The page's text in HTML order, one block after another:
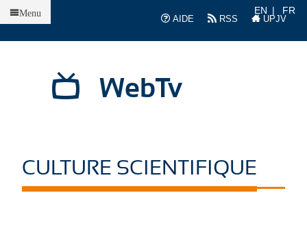
AIDE
RSS UPJV
EN FR
WebTv
Menu
CULTURE SCIENTIFIQUE